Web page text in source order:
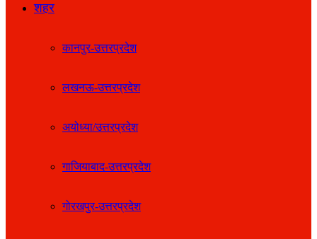
शहर
कानपुर-उत्तरप्रदेश
लखनऊ-उत्तरप्रदेश
अयोध्या/उत्तरप्रदेश
गाजियाबाद-उत्तरप्रदेश
गोरखपुर-उत्तरप्रदेश